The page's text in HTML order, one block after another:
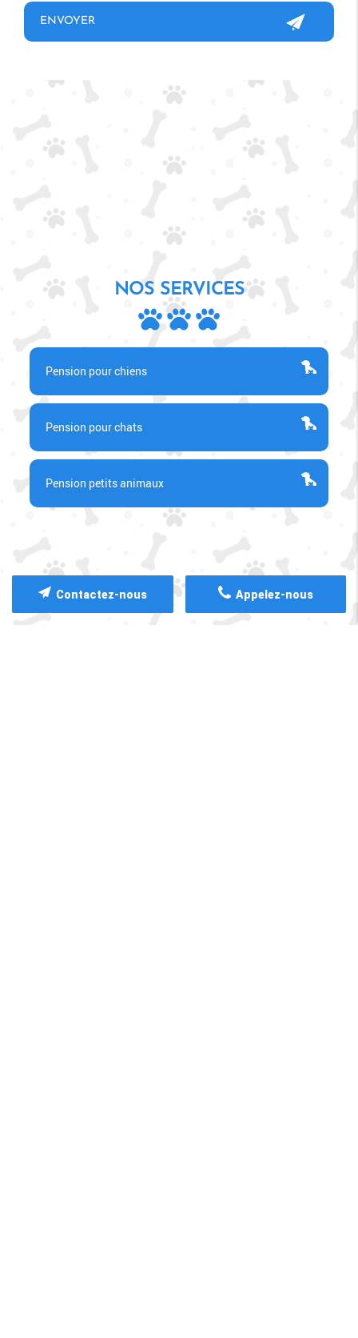
NOS SERVICES
Pension pour chiens
Pension pour chats
Pension petits animaux
Appelez-nous
Contactez-nous